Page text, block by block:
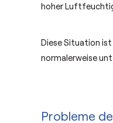
hoher
Diese Situation ist
normalerweise
Probleme